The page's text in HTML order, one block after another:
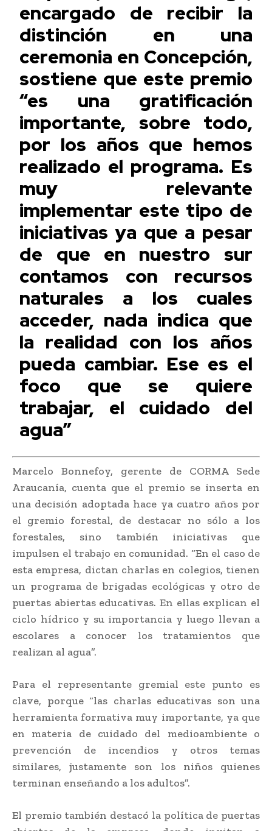
encargado de recibir la
distinción en una
ceremonia en Concepción,
sostiene que este premio
“es una gratificación
importante, sobre todo,
por los años que hemos
realizado el programa. Es
muy relevante
implementar este tipo de
iniciativas ya que a pesar
de que en nuestro sur
contamos con recursos
naturales a los cuales
acceder, nada indica que
la realidad con los años
pueda cambiar. Ese es el
foco que se quiere
trabajar, el cuidado del
agua”
Marcelo Bonnefoy, gerente de CORMA Sede
Araucanía, cuenta que el premio se inserta en
una decisión adoptada hace ya cuatro años por
el gremio forestal, de destacar no sólo a los
forestales, sino también iniciativas que
impulsen el trabajo en comunidad. “En el caso de
esta empresa, dictan charlas en colegios, tienen
un programa de brigadas ecológicas y otro de
puertas abiertas educativas. En ellas explican el
ciclo hídrico y su importancia y luego llevan a
escolares a conocer los tratamientos que
realizan al agua”.
Para el representante gremial este punto es
clave, porque “las charlas educativas son una
herramienta formativa muy importante, ya que
en materia de cuidado del medioambiente o
prevención de incendios y otros temas
similares, justamente son los niños quienes
terminan enseñando a los adultos”.
El premio también destacó la política de puertas